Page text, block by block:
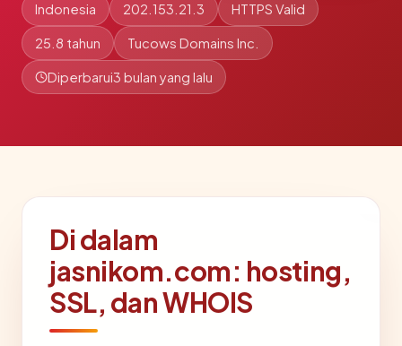
Indonesia 202.153.21.3 HTTPS Valid
25.8 tahun Tucows Domains Inc.
Diperbarui3 bulan yang lalu
Di dalam
jasnikom.com: hosting,
SSL, dan WHOIS